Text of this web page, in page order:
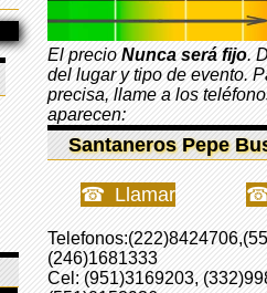
El precio Nunca será fijo.
del lugar y tipo de evento.
precisa, llame a los
aparecen:
Santaneros Pepe
Llamar
(246)1681333
Cel: (951)3169203,